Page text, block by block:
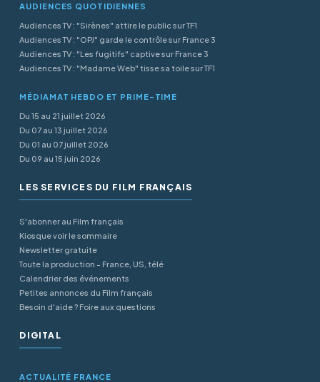
AUDIENCES QUOTIDIENNES
Audiences TV : "Sirènes" attire le public sur TF1
Audiences TV : "OPJ" garde le contrôle sur France 3
Audiences TV : "Les fugitifs" captive sur France 3
Audiences TV : "Madame Web" tisse sa toile sur TF1
MÉDIAMAT HEBDO ET PRIME-TIME
Du 15 au 21 juillet 2026
Du 07 au 13 juillet 2026
Du 01 au 07 juillet 2026
Du 09 au 15 juin 2026
LES SERVICES DU FILM FRANÇAIS
S'abonner au Film français
Kiosque voir le sommaire
Newsletter gratuite
Toute la production - France, US, télé
Calendrier des événements
Petites annonces du Film français
Besoin d'aide ? Foire aux questions
DIGITAL
ACTUALITÉ FRANCE